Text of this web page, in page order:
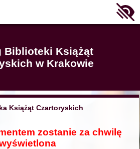
Biblioteki Książąt
w Krakowie
Książąt Czartoryskich
zostanie za chwilę